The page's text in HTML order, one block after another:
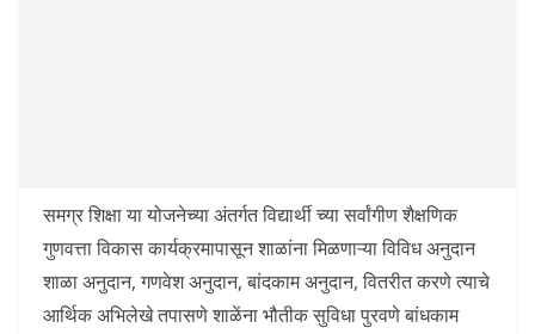
समग्र शिक्षा या योजनेच्या अंतर्गत विद्यार्थी च्या सर्वांगीण शैक्षणिक
गुणवत्ता विकास कार्यक्रमापासून शाळांना मिळणाऱ्या विविध अनुदान
शाळा अनुदान, गणवेश अनुदान, बांदकाम अनुदान, वितरीत करणे त्याचे
आर्थिक अभिलेखे तपासणे शाळेंना भौतीक सुविधा पुरवणे बांधकाम